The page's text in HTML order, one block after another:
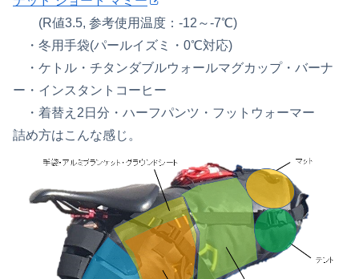
(R値3.5, 参考使用温度：-12～-7℃)
・冬用手袋(パールイズミ・0℃対応)
・ケトル・チタンダブルウォールマグカップ・バーナ
ー・インスタントコーヒー
・着替え2日分・ハーフパンツ・フットウォーマー
詰め方はこんな感じ。